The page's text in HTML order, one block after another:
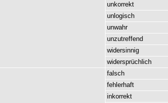
unkorrekt
unlogisch
unwahr
unzutreffend
widersinnig
widersprüchlich
falsch
fehlerhaft
inkorrekt